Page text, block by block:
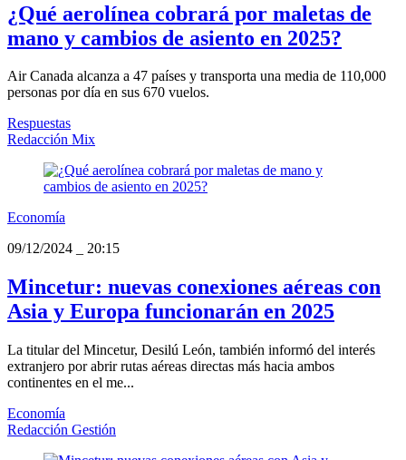
¿Qué aerolínea cobrará por maletas de
mano y cambios de asiento en 2025?
Air Canada alcanza a 47 países y transporta una media de 110,000
personas por día en sus 670 vuelos.
Respuestas
Redacción Mix
Economía
09/12/2024
20:15
Mincetur: nuevas conexiones aéreas con
Asia y Europa funcionarán en 2025
La titular del Mincetur, Desilú León, también informó del interés
extranjero por abrir rutas aéreas directas más hacia ambos
continentes en el me...
Economía
Redacción Gestión